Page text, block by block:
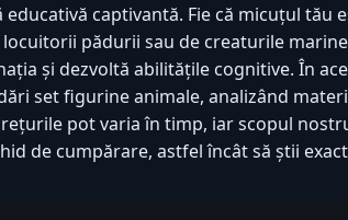
captivantă. Fie că micuțul tău
pădurii sau de creaturile
și dezvoltă abilitățile cognitive. În
set figurine animale, analizând
pot varia în timp, iar scopul
de cumpărare, astfel încât să știi